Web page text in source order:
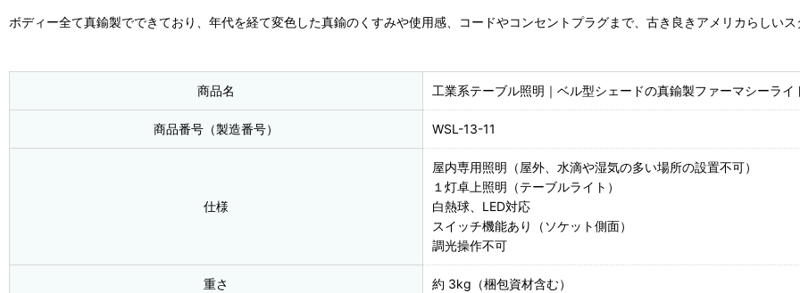
ボディー全て真鍮製でできており、年代を経て変色した真鍮のくすみや使用感、コードやコンセントプラグまで、古き良きアメリカらしいス
商品名 工業系テーブル照明｜ベル型シェードの真鍮製ファーマシーライ
商品番号（製造番号） WSL-13-11
仕様
屋内専用照明（屋外、水滴や湿気の多い場所の設置不可）
１灯卓上照明（テーブルライト）
白熱球、LED対応
スイッチ機能あり（ソケット側面）
調光操作不可
重さ 約 3kg（梱包資材含む）